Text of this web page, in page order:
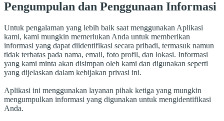
Pengumpulan dan Penggunaan Informasi
Untuk pengalaman yang lebih baik saat menggunakan Aplikasi
kami, kami mungkin memerlukan Anda untuk memberikan
informasi yang dapat diidentifikasi secara pribadi, termasuk namun
tidak terbatas pada nama, email, foto profil, dan lokasi. Informasi
yang kami minta akan disimpan oleh kami dan digunakan seperti
yang dijelaskan dalam kebijakan privasi ini.
Aplikasi ini menggunakan layanan pihak ketiga yang mungkin
mengumpulkan informasi yang digunakan untuk mengidentifikasi
Anda.